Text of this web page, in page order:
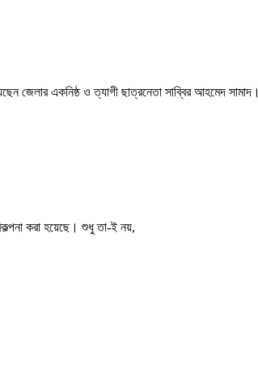
জেলার একনিষ্ঠ ও ত্যাগী ছাত্রনেতা সাব্বির আহমেদ সামাদ।
করা হয়েছে। শুধু তা-ই নয়,